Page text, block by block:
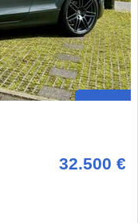
32.500 €